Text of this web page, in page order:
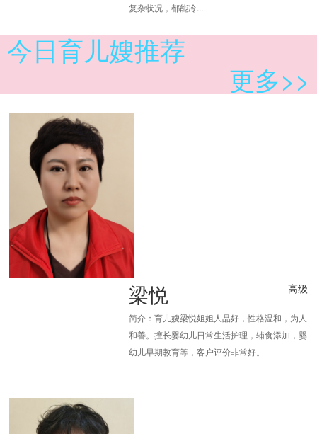
复杂状况，都能冷...
今日育儿嫂推荐
更多>>
梁悦 高级
简介：育儿嫂梁悦姐姐人品好，性格温和，为人
和善。擅长婴幼儿日常生活护理，辅食添加，婴
幼儿早期教育等，客户评价非常好。